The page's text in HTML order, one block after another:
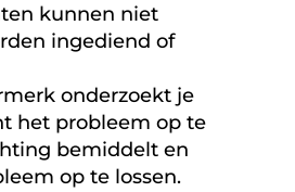
kunnen niet
ingediend of
onderzoekt je
het probleem op te
bemiddelt en
op te lossen.